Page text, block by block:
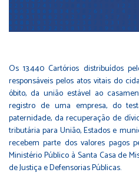
Os 13.440 Cartórios distribuídos
responsáveis pelos atos vitais do
óbito, da união estável ao
registro de uma empresa, do
paternidade, da recuperação de
tributária para União, Estados e
recebem parte dos valores pagos
Ministério Público à Santa Casa de
de Justiça e Defensorias Públicas.